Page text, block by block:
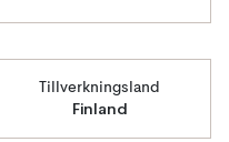
Tillverkningsland
Finland